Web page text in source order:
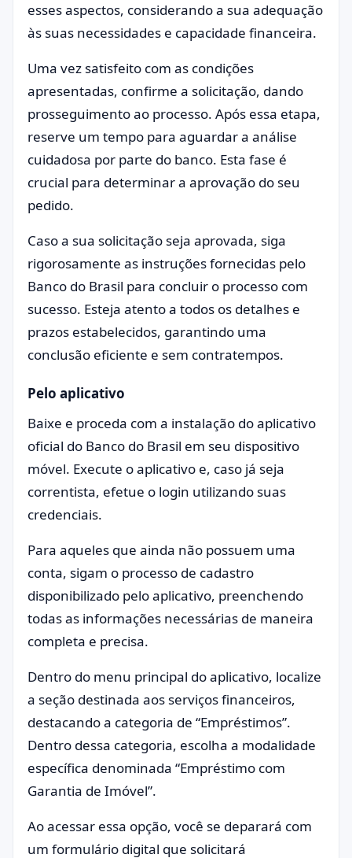
esses aspectos, considerando a sua adequação
às suas necessidades e capacidade financeira.
Uma vez satisfeito com as condições
apresentadas, confirme a solicitação, dando
prosseguimento ao processo. Após essa etapa,
reserve um tempo para aguardar a análise
cuidadosa por parte do banco. Esta fase é
crucial para determinar a aprovação do seu
pedido.
Caso a sua solicitação seja aprovada, siga
rigorosamente as instruções fornecidas pelo
Banco do Brasil para concluir o processo com
sucesso. Esteja atento a todos os detalhes e
prazos estabelecidos, garantindo uma
conclusão eficiente e sem contratempos.
Pelo aplicativo
Baixe e proceda com a instalação do aplicativo
oficial do Banco do Brasil em seu dispositivo
móvel. Execute o aplicativo e, caso já seja
correntista, efetue o login utilizando suas
credenciais.
Para aqueles que ainda não possuem uma
conta, sigam o processo de cadastro
disponibilizado pelo aplicativo, preenchendo
todas as informações necessárias de maneira
completa e precisa.
Dentro do menu principal do aplicativo, localize
a seção destinada aos serviços financeiros,
destacando a categoria de “Empréstimos”.
Dentro dessa categoria, escolha a modalidade
específica denominada “Empréstimo com
Garantia de Imóvel”.
Ao acessar essa opção, você se deparará com
um formulário digital que solicitará